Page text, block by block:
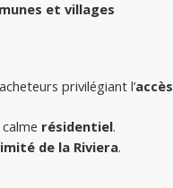
et villages
privilégiant l’accès
résidentiel.
de la Riviera.